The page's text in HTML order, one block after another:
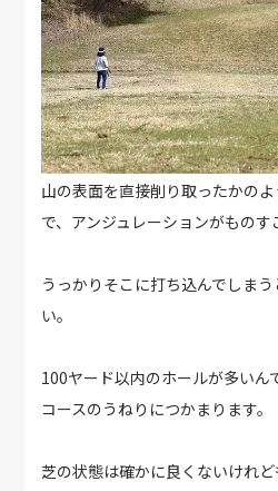
山の表面を直接削り取ったかの
で、アンジュレーションがものす
うっかりそこに打ち込んでしま
い。
100ヤード以内のホールが多いん
コースのうねりにつかまります。
芝の状態は確かに良くないけれ